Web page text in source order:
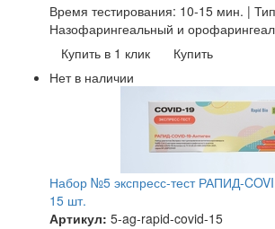
Время тестирования: 10-15 мин. |
Назофарингеальный и
Купить в 1 клик
Купить
Нет в наличии
Набор №5 экспресс-тест РАПИД-
15 шт.
Артикул: 5-ag-rapid-covid-15